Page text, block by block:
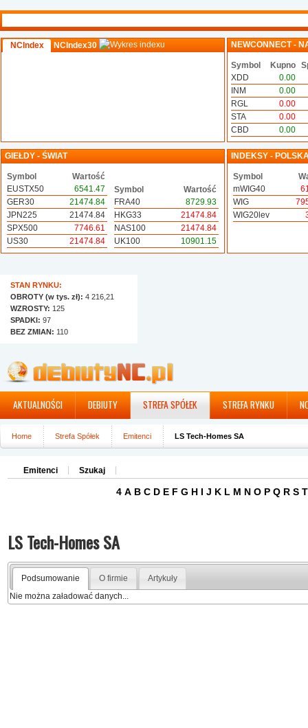
NCIndex NCIndex30 NEWCONNECT -
Symbol Kupno
XDD
0.00
INM
0.00
RGL
0.00
STA
0.00
CBD
0.00
GIEŁDY - ŚWIAT
Symbol
Wartość
EUSTX50
6541.47
GER30
21474.84
JPN225
21474.84
SPX500
7746.61
US30
21474.84
Symbol
Wartość
FRA40
8729.93
HKG33
21474.84
NAS100
21474.84
UK100
10901.15
INDEKSY -
Symbol
mWIG40
WIG
WIG20lev
STAN RYNKU:
OBROTY (w tys. zł): 4 216,21
WZROSTY: 125
SPADKI: 97
BEZ ZMIAN: 110
AKTUALNOŚCI DEBIUTY STREFA SPÓŁEK STREFA RYNKU
Home Strefa Spółek Emitenci LS Tech-Homes SA
Emitenci Szukaj
4 A B C D E F G H I J K L M N O P Q R S T
LS Tech-Homes SA
Podsumowanie O firmie
Artykuły
Nie można załadować danych...